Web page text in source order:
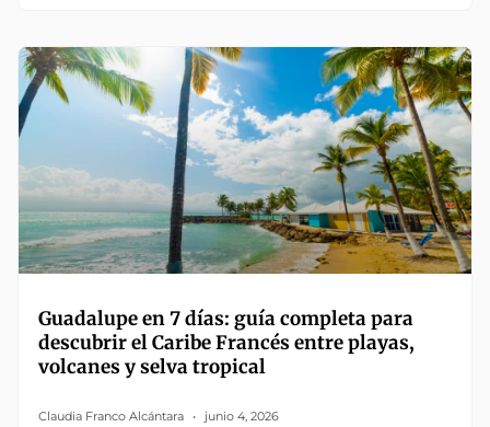
Guadalupe en 7 días: guía completa para
descubrir el Caribe Francés entre playas,
volcanes y selva tropical
Claudia Franco Alcántara junio 4, 2026